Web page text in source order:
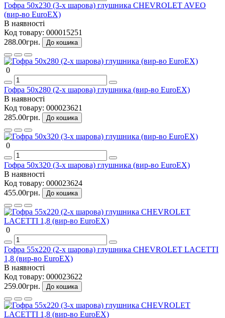
Гофра 50х230 (3-х шарова) глушника CHEVROLET AVEO
(вир-во EuroEX)
В наявності
Код товару: 000015251
288.00грн.
До кошика
0
Гофра 50х280 (2-х шарова) глушника (вир-во EuroEX)
В наявності
Код товару: 000023621
285.00грн.
До кошика
0
Гофра 50х320 (3-х шарова) глушника (вир-во EuroEX)
В наявності
Код товару: 000023624
455.00грн.
До кошика
0
Гофра 55х220 (2-х шарова) глушника CHEVROLET LACETTI
1,8 (вир-во EuroEX)
В наявності
Код товару: 000023622
259.00грн.
До кошика